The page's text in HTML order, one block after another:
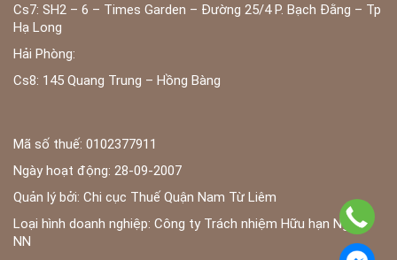
Cs7: SH2 – 6 – Times Garden – Đường 25/4 P. Bạch Đằng – Tp
Hạ Long
Hải Phòng:
Cs8: 145 Quang Trung – Hồng Bàng
Mã số thuế: 0102377911
Ngày hoạt động: 28-09-2007
Quản lý bởi: Chi cục Thuế Quận Nam Từ Liêm
Loại hình doanh nghiệp: Công ty Trách nhiệm Hữu hạn Ngoài
NN